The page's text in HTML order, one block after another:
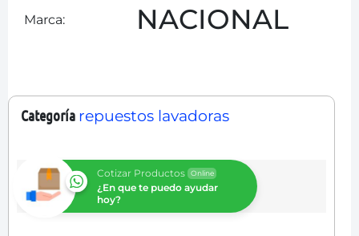
Marca: NACIONAL
Categoría repuestos lavadoras
Cotizar Productos Online
¿En que te puedo ayudar
hoy?